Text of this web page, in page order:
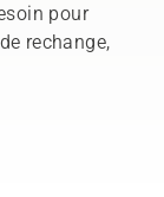
pour
rechange,